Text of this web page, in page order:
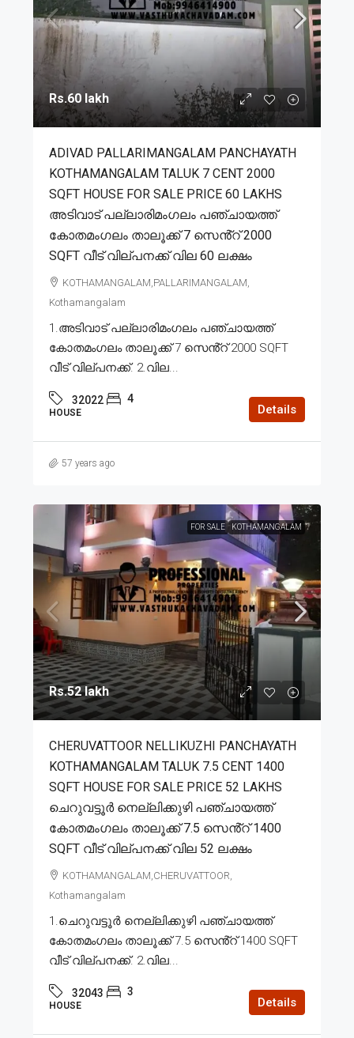
Rs.60 lakh
ADIVAD PALLARIMANGALAM PANCHAYATH
KOTHAMANGALAM TALUK 7 CENT 2000
SQFT HOUSE FOR SALE PRICE 60 LAKHS
അടിവാട് പല്ലാരിമംഗലം പഞ്ചായത്ത്
കോതമംഗലം താലൂക്ക് 7 സെൻ്റ് 2000
SQFT വീട് വില്പനക്ക് വില 60 ലക്ഷം
KOTHAMANGALAM,PALLARIMANGALAM,
Kothamangalam
1.അടിവാട് പല്ലാരിമംഗലം പഞ്ചായത്ത്
കോതമംഗലം താലൂക്ക് 7 സെൻ്റ് 2000 SQFT
വീട് വില്പനക്ക്. 2.വില...
32022 4
HOUSE Details
57 years ago
FOR SALE KOTHAMANGALAM
Rs.52 lakh
CHERUVATTOOR NELLIKUZHI PANCHAYATH
KOTHAMANGALAM TALUK 7.5 CENT 1400
SQFT HOUSE FOR SALE PRICE 52 LAKHS
ചെറുവട്ടൂർ നെല്ലിക്കുഴി പഞ്ചായത്ത്
കോതമംഗലം താലൂക്ക് 7.5 സെൻ്റ് 1400
SQFT വീട് വില്പനക്ക് വില 52 ലക്ഷം
KOTHAMANGALAM,CHERUVATTOOR,
Kothamangalam
1.ചെറുവട്ടൂർ നെല്ലിക്കുഴി പഞ്ചായത്ത്
കോതമംഗലം താലൂക്ക് 7.5 സെൻ്റ് 1400 SQFT
വീട് വില്പനക്ക്. 2.വില...
32043 3
HOUSE Details